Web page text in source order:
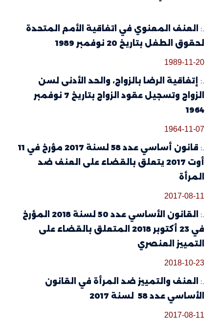
العنف المعنوي في اتفاقية الأمم المتحدة
لحقوق الطفل بتاريخ 20 نوفمبر 1989
1989-11-20
إتفاقية الرضا بالزواج، والحد الأدنى لسن
الزواج وتسجيل عقود الزواج بتاريخ 7 نوفمبر
1964
1964-11-07
قانون أساسي عدد 58 لسنة 2017 مؤرخ في 11
أوت 2017 يتعلق بالقضاء على العنف ضد
المرأة
2017-08-11
القانون الأساسي عدد 50 لسنة 2018 المؤرخ
في 23 أكتوبر 2018 المتعلق بالقضاء على
التمييز العنصري
2018-10-23
العنف والتمييز ضد المرأة في القانون
الأساسي عدد 58 لسنة 2017
2017-08-11